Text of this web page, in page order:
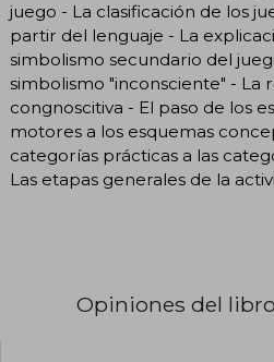
juego - La clasificación de los
partir del lenguaje - La
simbolismo secundario del
simbolismo "inconsciente" - La
congnoscitiva - El paso de los
motores a los esquemas
categorías prácticas a las
Las etapas generales de la
Opiniones del libro